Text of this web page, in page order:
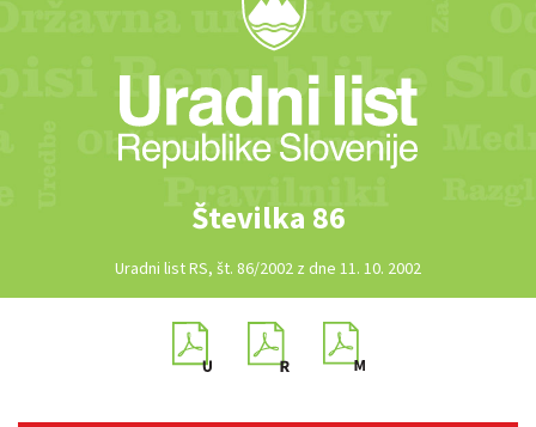
Številka 86
Uradni list RS, št. 86/2002 z dne 11. 10. 2002